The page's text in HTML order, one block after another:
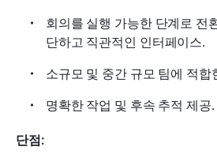
회의를 실행 가능한 단계로 전
단하고 직관적인 인터페이스.
소규모 및 중간 규모 팀에 적합
명확한 작업 및 후속 추적 제공.
단점: